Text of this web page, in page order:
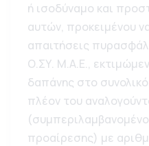
ή ισοδύναμο και
αυτών, προκειμένου
απαιτήσεις
Ο.ΣΥ. Μ.Α.Ε.,
δαπάνης στο
πλέον του
προαίρεσης) με